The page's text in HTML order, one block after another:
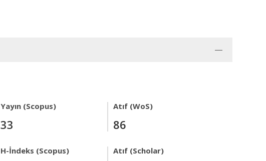
Yayın (Scopus)
33
Atıf (WoS)
86
H-İndeks (Scopus) Atıf (Scholar)